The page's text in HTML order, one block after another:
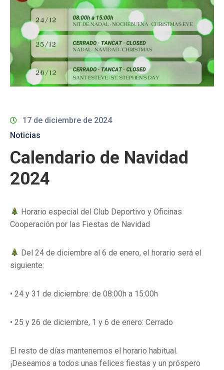
17 de diciembre de 2024
Noticias
Calendario de Navidad
2024
Horario especial del Club Deportivo y Oficinas
Cooperación por las Fiestas de Navidad
Del 24 de diciembre al 6 de enero, el horario será el
siguiente:
• 24 y 31 de diciembre: de 08:00h a 15:00h
• 25 y 26 de diciembre, 1 y 6 de enero: Cerrado
El resto de días mantenemos el horario habitual.
¡Deseamos a todos unas felices fiestas y un próspero